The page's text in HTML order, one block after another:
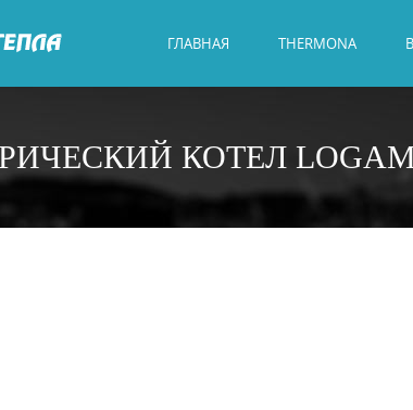
ГЛАВНАЯ THERMONA
КОТЕЛ